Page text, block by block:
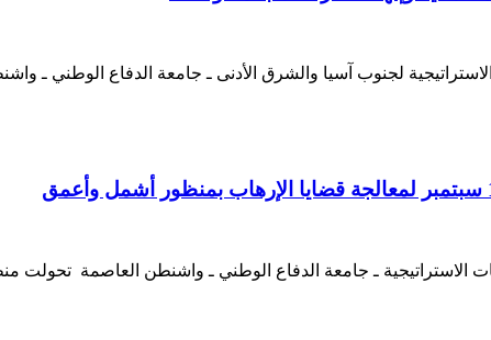
لجنوب آسيا والشرق الأدنى ـ جامعة الدفاع الوطني ـ
الاستراتيجية ـ جامعة الدفاع الوطني ـ واشنطن العاصمة